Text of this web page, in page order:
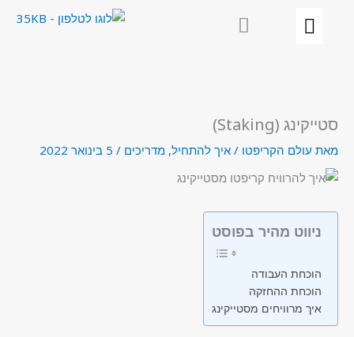
סטייקינג (Staking)
מאת עולם הקריפטו / איך להתחיל, מדריכים / 5 בינואר 2022
ניווט מהיר בפוסט
הוכחת העבודה
הוכחת ההחזקה
איך מרוויחים מסטייקינג